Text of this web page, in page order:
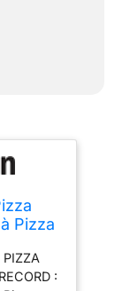
Pizza
PIZZA
: